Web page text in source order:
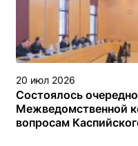
20 июл 2026
Состоялось
Межведомственной
вопросам